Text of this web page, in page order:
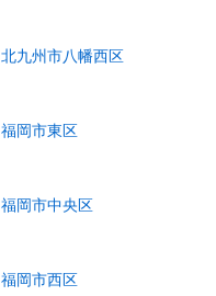
北九州市八幡西区
福岡市東区
福岡市中央区
福岡市西区